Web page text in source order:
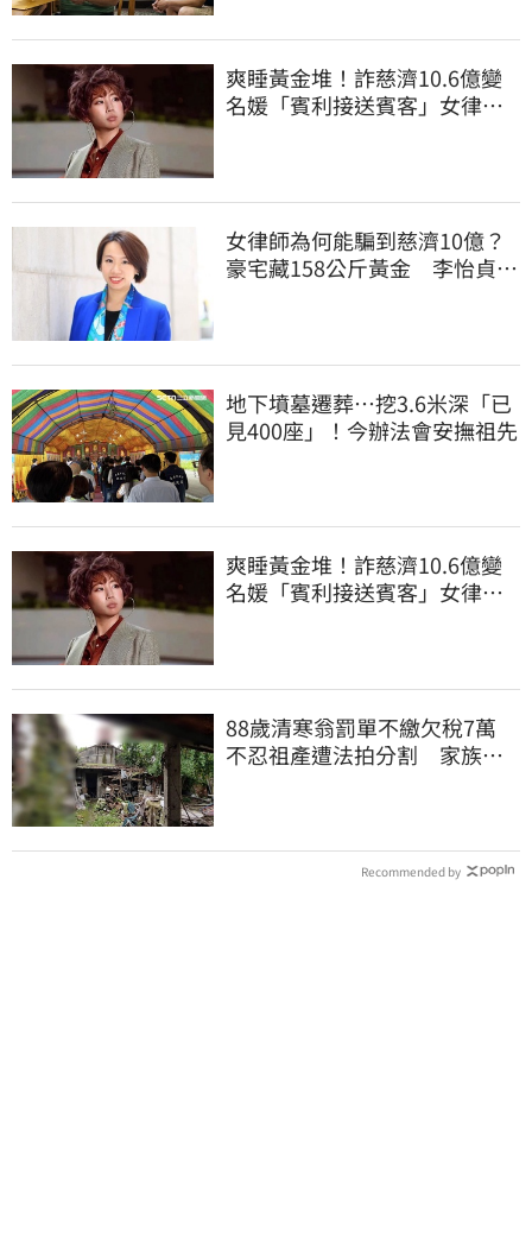
爽睡黃金堆！詐慈濟10.6億變
名媛「賓利接送賓客」女律師
女律師為何能騙到慈濟10億？
豪宅藏158公斤黃金 李怡貞驚
地下墳墓遷葬…挖3.6米深「已
見400座」！今辦法會安撫祖先
爽睡黃金堆！詐慈濟10.6億變
名媛「賓利接送賓客」女律師
88歲清寒翁罰單不繳欠稅7萬
不忍祖產遭法拍分割 家族按
Recommended by